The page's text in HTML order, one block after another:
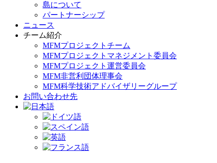
島について
パートナーシップ
ニュース
チーム紹介
MFMプロジェクトチーム
MFMプロジェクトマネジメント委員会
MFMプロジェクト運営委員会
MFM非営利団体理事会
MFM科学技術アドバイザリーグループ
お問い合わせ先